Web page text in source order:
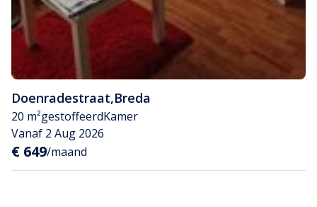
Doenradestraat,Breda
20 m²gestoffeerdKamer
Vanaf 2 Aug 2026
€ 649/maand